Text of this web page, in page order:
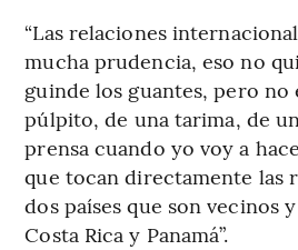
“Las relaciones
mucha prudencia, eso no
guinde los guantes, pero no
púlpito, de una tarima, de
prensa cuando yo voy a
que tocan directamente las
dos países que son vecinos
Costa Rica y Panamá”.